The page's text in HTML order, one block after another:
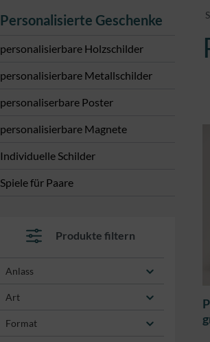
Personalisierte Geschenke
personalisierbare Holzschilder
personalisierbare Metallschilder
personaliserbare Poster
personalisierbare Magnete
Individuelle Schilder
Spiele für Paare
Produkte filtern
Anlass
Art
Format